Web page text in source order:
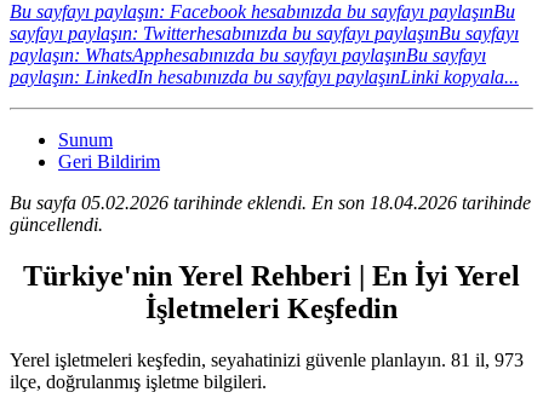
Bu sayfayı paylaşın: Facebook hesabınızda bu sayfayı paylaşınBu
sayfayı paylaşın: Twitterhesabınızda bu sayfayı paylaşınBu sayfayı
paylaşın: WhatsApphesabınızda bu sayfayı paylaşınBu sayfayı
paylaşın: LinkedIn hesabınızda bu sayfayı paylaşınLinki kopyala...
Sunum
Geri Bildirim
Bu sayfa 05.02.2026 tarihinde eklendi. En son 18.04.2026 tarihinde
güncellendi.
Türkiye'nin Yerel Rehberi | En İyi Yerel
İşletmeleri Keşfedin
Yerel işletmeleri keşfedin, seyahatinizi güvenle planlayın. 81 il, 973
ilçe, doğrulanmış işletme bilgileri.